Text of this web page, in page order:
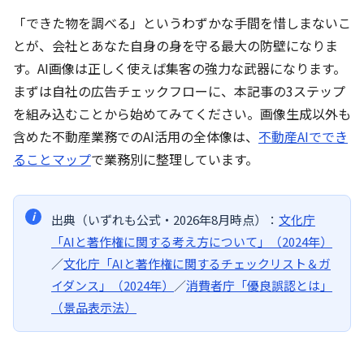
「できた物を調べる」というわずかな手間を惜しまないこ
とが、会社とあなた自身の身を守る最大の防壁になりま
す。AI画像は正しく使えば集客の強力な武器になります。
まずは自社の広告チェックフローに、本記事の3ステップ
を組み込むことから始めてみてください。画像生成以外も
含めた不動産業務でのAI活用の全体像は、 不動産AIででき
ることマップで業務別に整理しています。
出典（いずれも公式・2026年8月時点）： 文化庁
「AIと著作権に関する考え方について」（2024年）
／文化庁「AIと著作権に関するチェックリスト＆ガ
イダンス」（2024年） ／消費者庁「優良誤認とは」
（景品表示法）